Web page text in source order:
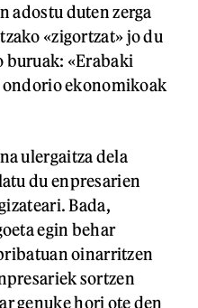
adostu duten zerga
«zigortzat» jo du
buruak: «Erabaki
ekonomikoak
ulergaitza dela
du enpresarien
Bada,
egin behar
oinarritzen
sortzen
genuke hori ote den